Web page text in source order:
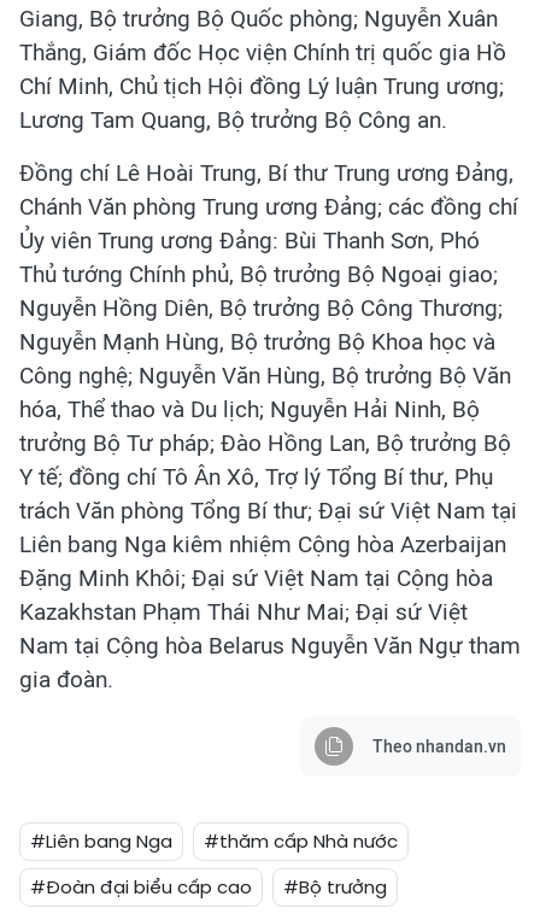
Giang, Bộ trưởng Bộ Quốc phòng; Nguyễn Xuân
Thắng, Giám đốc Học viện Chính trị quốc gia Hồ
Chí Minh, Chủ tịch Hội đồng Lý luận Trung ương;
Lương Tam Quang, Bộ trưởng Bộ Công an.
Đồng chí Lê Hoài Trung, Bí thư Trung ương Đảng,
Chánh Văn phòng Trung ương Đảng; các đồng chí
Ủy viên Trung ương Đảng: Bùi Thanh Sơn, Phó
Thủ tướng Chính phủ, Bộ trưởng Bộ Ngoại giao;
Nguyễn Hồng Diên, Bộ trưởng Bộ Công Thương;
Nguyễn Mạnh Hùng, Bộ trưởng Bộ Khoa học và
Công nghệ; Nguyễn Văn Hùng, Bộ trưởng Bộ Văn
hóa, Thể thao và Du lịch; Nguyễn Hải Ninh, Bộ
trưởng Bộ Tư pháp; Đào Hồng Lan, Bộ trưởng Bộ
Y tế; đồng chí Tô Ân Xô, Trợ lý Tổng Bí thư, Phụ
trách Văn phòng Tổng Bí thư; Đại sứ Việt Nam tại
Liên bang Nga kiêm nhiệm Cộng hòa Azerbaijan
Đặng Minh Khôi; Đại sứ Việt Nam tại Cộng hòa
Kazakhstan Phạm Thái Như Mai; Đại sứ Việt
Nam tại Cộng hòa Belarus Nguyễn Văn Ngự tham
gia đoàn.
Theo nhandan.vn
#Liên bang Nga
#thăm cấp Nhà nước
#Đoàn đại biểu cấp cao
#Bộ trưởng